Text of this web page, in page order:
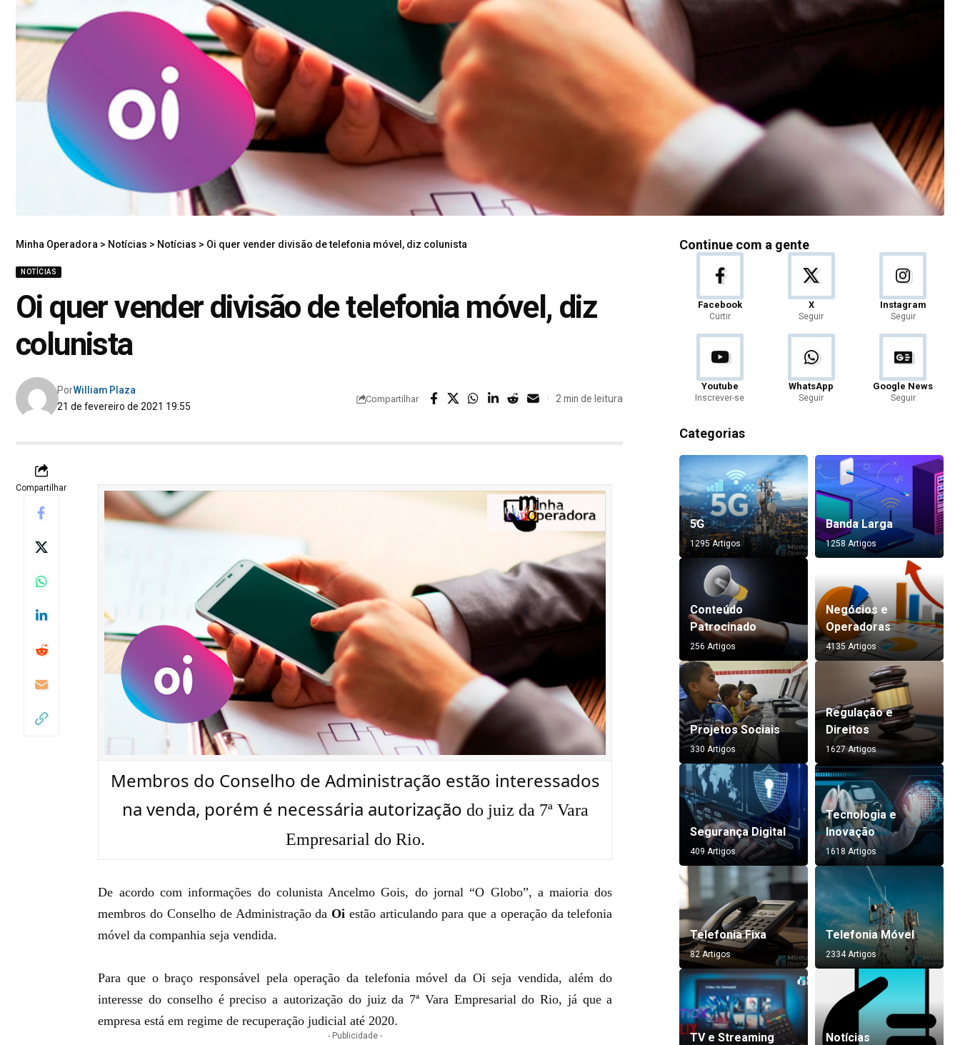
Minha Operadora > Notícias > Notícias > Oi quer vender divisão de telefonia móvel, diz colunista
NOTÍCIAS
Oi quer vender divisão de telefonia móvel, diz
colunista
21 de fevereiro de 2021 19:55
PorWilliam Plaza
Compartilhar 2 min de leitura
Compartilhar
Membros do Conselho de Administração estão interessados
na venda, porém é necessária autorização do juiz da 7ª Vara
Empresarial do Rio.
De acordo com informações do colunista Ancelmo Gois, do jornal “O Globo”, a maioria dos
membros do Conselho de Administração da Oi estão articulando para que a operação da telefonia
móvel da companhia seja vendida.
Para que o braço responsável pela operação da telefonia móvel da Oi seja vendida, além do
interesse do conselho é preciso a autorização do juizda 7ª Vara Empresarial do Rio, já que a
empresa está em regime de recuperação judicial até 2020.
- Publicidade -
Continue com a gente
Facebook
Curtir
X
Seguir
Instagram
Seguir
Youtube
Inscrever-se
WhatsApp
Seguir
Google News
Seguir
Categorias
5G
1295 Artigos
Banda Larga
1258 Artigos
Conteúdo
Patrocinado
256 Artigos
Negócios e
Operadoras
4135 Artigos
Projetos Sociais
330 Artigos
Regulação e
Direitos
1627 Artigos
Segurança Digital
409 Artigos
Tecnologia e
Inovação
1618 Artigos
Telefonia Fixa
82 Artigos
Telefonia Móvel
2334 Artigos
TV e Streaming Notícias